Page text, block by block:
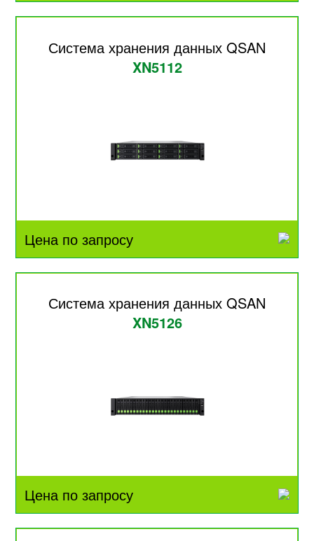
Система хранения данных QSAN
XN5112
Цена по запросу
Система хранения данных QSAN
XN5126
Цена по запросу